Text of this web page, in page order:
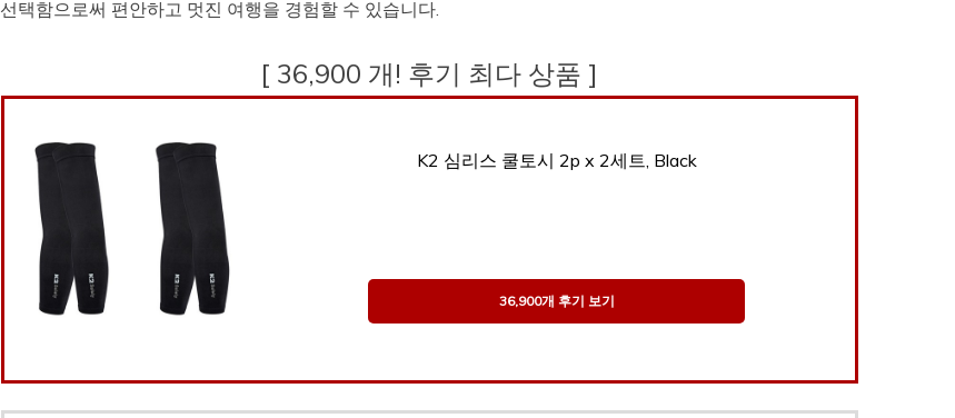
선택함으로써 편안하고 멋진 여행을 경험할 수 있습니다.
[ 36,900 개! 후기 최다 상품 ]
K2 심리스 쿨토시 2p x 2세트, Black
36,900개 후기 보기